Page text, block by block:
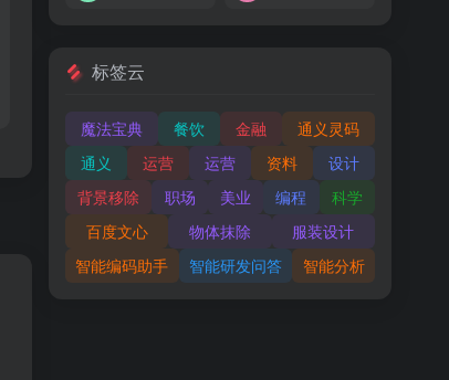
标签云
魔法宝典 餐饮 金融
通义灵码
通义
运营 运营 资料
设计
背景移除
职场 美业 编程
科学
百度文心
物体抹除
服装设计
智能编码助手
智能研发问答 智能分析